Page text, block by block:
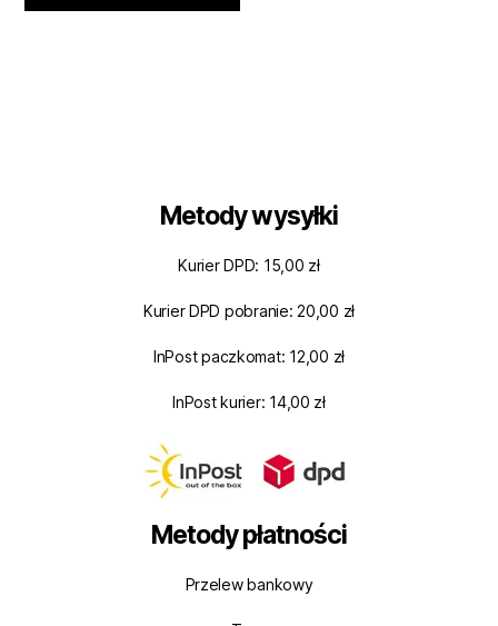
Metody wysyłki
Kurier DPD: 15,00 zł
Kurier DPD pobranie: 20,00 zł
InPost paczkomat: 12,00 zł
InPost kurier: 14,00 zł
Metody płatności
Przelew bankowy